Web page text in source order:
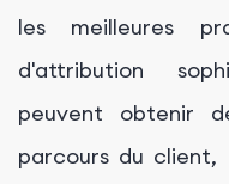
les meilleures
d'attribution
peuvent obtenir
parcours du client,